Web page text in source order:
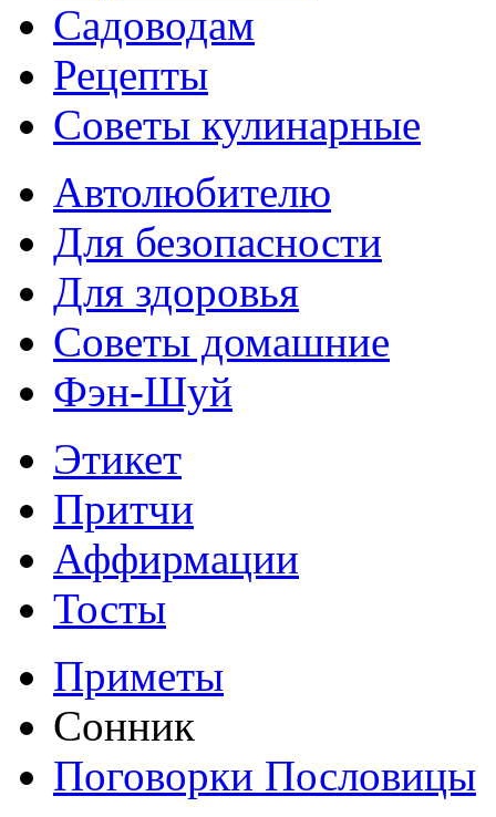
Садоводам
Рецепты
Советы кулинарные
Автолюбителю
Для безопасности
Для здоровья
Советы домашние
Фэн-Шуй
Этикет
Притчи
Аффирмации
Тосты
Приметы
Сонник
Поговорки Пословицы